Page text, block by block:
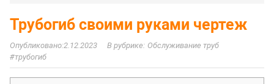
Трубогиб своими руками чертеж
2.12.2023
Обслуживание труб
трубогиб